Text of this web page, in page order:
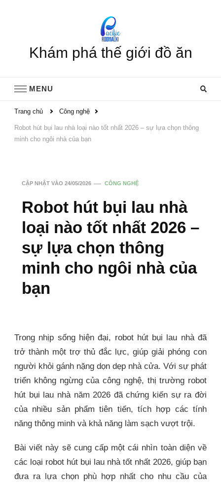
Khám phá thế giới đồ ăn
MENU
Trang chủ Công nghệ
Robot hút bụi lau nhà loại nào tốt nhất 2026 – sự lựa chọn thông
minh cho ngôi nhà của bạn
CẬP NHẬT VÀO 24/05/2026 CÔNG NGHỆ
Robot hút bụi lau nhà
loại nào tốt nhất 2026 –
sự lựa chọn thông
minh cho ngôi nhà của
bạn
Trong nhịp sống hiện đại, robot hút bụi lau nhà đã
trở thành một trợ thủ đắc lực, giúp giải phóng con
người khỏi gánh nặng dọn dẹp nhà cửa. Với sự phát
triển không ngừng của công nghệ, thị trường robot
hút bụi lau nhà năm 2026 đã chứng kiến sự ra đời
của nhiều sản phẩm tiên tiến, tích hợp các tính
năng thông minh và khả năng làm sạch vượt trội.
Bài viết này sẽ cung cấp một cái nhìn toàn diện về
các loại robot hút bụi lau nhà tốt nhất 2026, giúp bạn
đưa ra lựa chọn phù hợp nhất cho nhu cầu của